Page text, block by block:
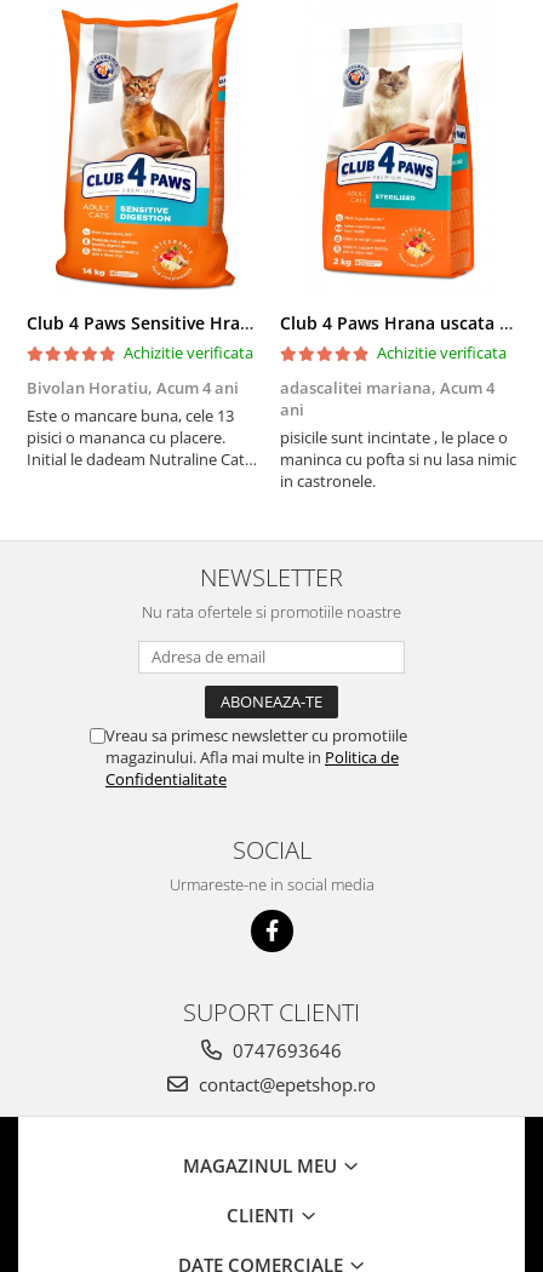
Club 4 Paws Sensitive Hrana uscata pisici adulte, 14kg
Achizitie verificata
Bivolan Horatiu, Acum 4 ani
Este o mancare buna, cele 13
pisici o mananca cu placere.
Initial le dadeam Nutraline Cat
nu o mananca cu placere. Eu
sunt multumit si voi continua cu
Club 4 Paws Hrana uscata pisici sterilizate, 2kg
Achizitie verificata
adascalitei mariana, Acum 4
ani
pisicile sunt incintate , le place o
maninca cu pofta si nu lasa nimic
in castronele.
NEWSLETTER
Nu rata ofertele si promotiile noastre
Vreau sa primesc newsletter cu promotiile
magazinului. Afla mai multe in Politica de
Confidentialitate
SOCIAL
Urmareste-ne in social media
SUPORT CLIENTI
0747693646
contact@epetshop.ro
MAGAZINUL MEU
CLIENTI
DATE COMERCIALE